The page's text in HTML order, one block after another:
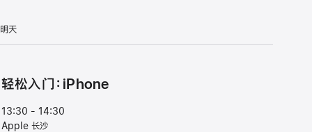
明天
轻松入门：iPhone
13:30 - 14:30
Apple 长沙